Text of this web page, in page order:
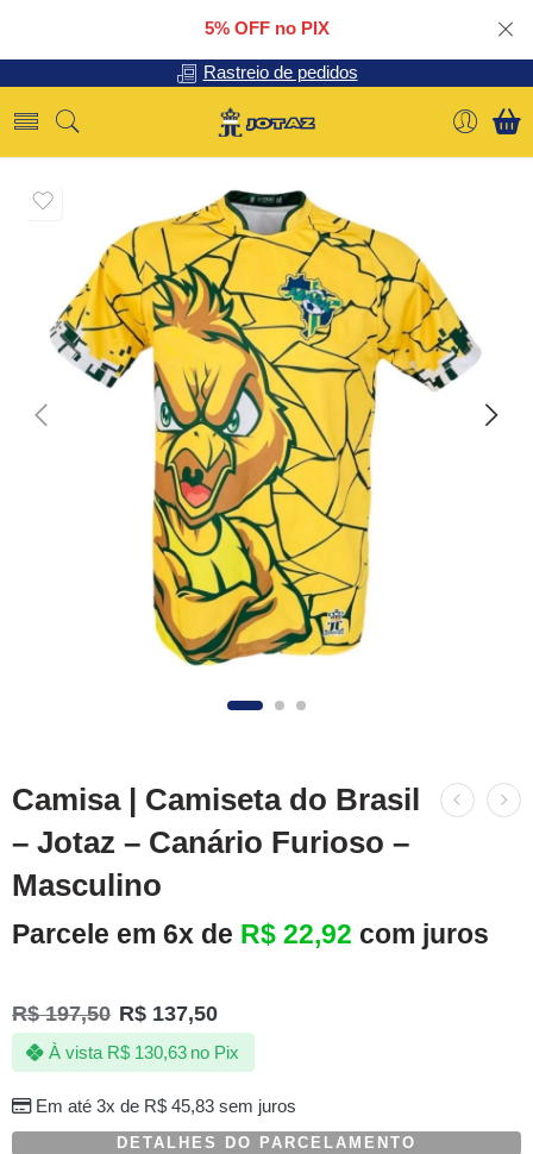
5% OFF no PIX
Rastreio de pedidos
Camisa | Camiseta do Brasil
– Jotaz – Canário Furioso –
Masculino
Parcele em 6x de R$ 22,92 com juros
R$197,50 R$ 137,50
Em até 3x de R$45,83sem juros
À vista R$130,63 no Pix
DETALHES DO PARCELAMENTO